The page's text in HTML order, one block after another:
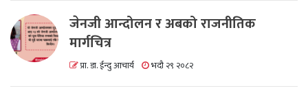
जेनजी आन्दोलन र अबको राजनीतिक
मार्गचित्र
प्रा. डा. ईन्दु आचार्य भदौ २९ २०८२